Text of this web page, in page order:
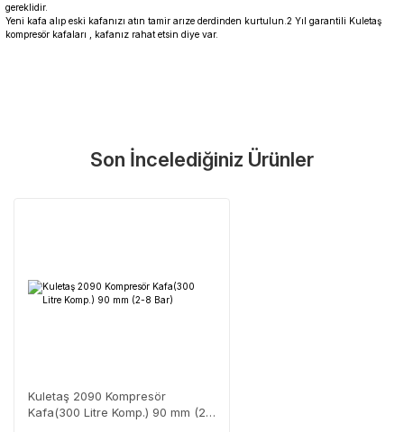
gereklidir.
Yeni kafa alıp eski kafanızı atın tamir arıze derdinden kurtulun.2 Yıl garantili Kuletaş
kompresör kafaları , kafanız rahat etsin diye var.
Tüm ürünlerimiz üretici firma garantisi altındadır. Size en yakın
Orijinal garanti belgeli ürünler
Yorum Yaz
Son İncelediğiniz Ürünler
Kuletaş 2090 Kompresör
Kafa(300 Litre Komp.) 90 mm (2-